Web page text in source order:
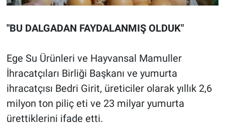
"BU DALGADAN FAYDALANMIŞ OLDUK"
Ege Su Ürünleri ve Hayvansal Mamuller
İhracatçıları Birliği Başkanı ve yumurta
ihracatçısı Bedri Girit, üreticiler olarak yıllık 2,6
milyon ton piliç eti ve 23 milyar yumurta
ürettiklerini ifade etti.